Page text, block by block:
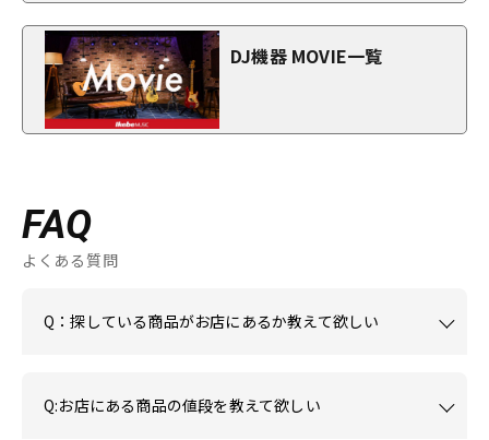
DJ機器 MOVIE一覧
FAQ
よくある質問
Q：探している商品がお店にあるか教えて欲しい
Q:お店にある商品の値段を教えて欲しい